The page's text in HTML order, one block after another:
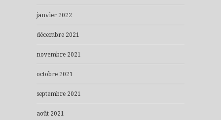
janvier 2022
décembre 2021
novembre 2021
octobre 2021
septembre 2021
août 2021